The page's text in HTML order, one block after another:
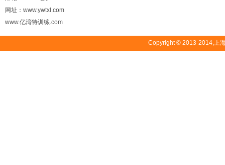
网址：www.ywtxl.com
www.亿湾特训练.com
Copyright © 2013-2014,上